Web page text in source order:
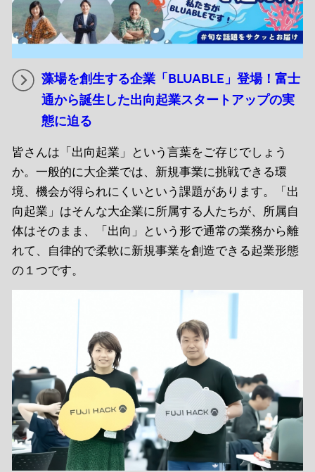
藻場を創生する企業「BLUABLE」登場！富士
通から誕生した出向起業スタートアップの実
態に迫る
皆さんは「出向起業」という言葉をご存じでしょう
か。一般的に大企業では、新規事業に挑戦できる環
境、機会が得られにくいという課題があります。「出
向起業」はそんな大企業に所属する人たちが、所属自
体はそのまま、「出向」という形で通常の業務から離
れて、自律的で柔軟に新規事業を創造できる起業形態
の１つです。